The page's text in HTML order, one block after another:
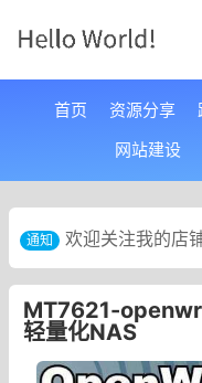
首页 资源分享
网站建设
通知 欢迎关注我的店
MT7621-
轻量化NAS